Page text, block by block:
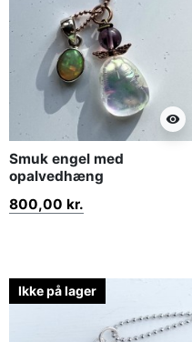
visibility
Smuk engel med
opalvedhæng
800,00 kr.
Ikke på lager